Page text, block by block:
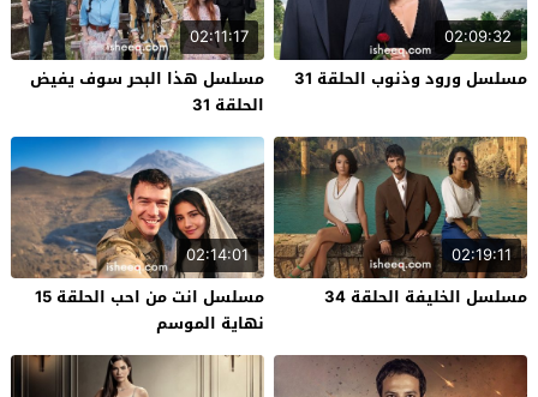
02:09:32
مسلسل ورود وذنوب الحلقة 31
02:11:17
مسلسل هذا البحر سوف يفيض
الحلقة 31
02:19:11
مسلسل الخليفة الحلقة 34
02:14:01
مسلسل انت من احب الحلقة 15
نهاية الموسم